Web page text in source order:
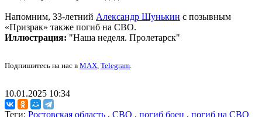
Напомним, 33-летний Александр Шунькин с позывным
«Призрак» также погиб на СВО.
Иллюстрация: "Наша неделя. Пролетарск"
Подпишитесь на нас в MAX, Telegram.
10.01.2025 10:34
Теги: Ростовская область , СВО , погиб боец , погиб на СВО